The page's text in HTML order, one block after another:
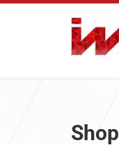
Shop